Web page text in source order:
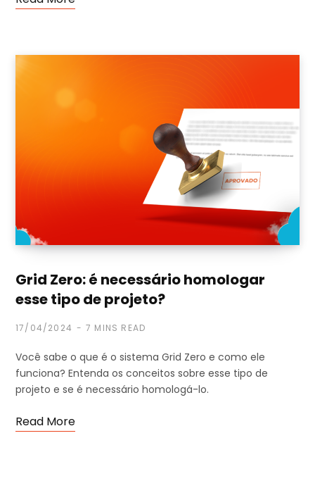
Grid Zero: é necessário homologar
esse tipo de projeto?
17/04/2024 7 MINS READ
Você sabe o que é o sistema Grid Zero e como ele
funciona? Entenda os conceitos sobre esse tipo de
projeto e se é necessário homologá-lo.
Read More